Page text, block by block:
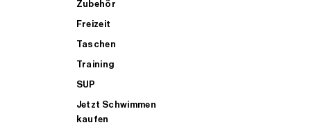
Zubehör
Freizeit
Taschen
Training
SUP
Jetzt Schwimmen
kaufen